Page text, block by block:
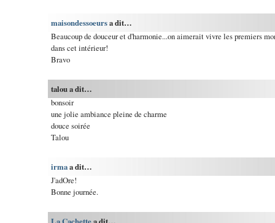
maisondessoeursa dit…
Beaucoup de douceur et d'harmonie...on aimerait vivre les premiers
dans cet intérieur!
Bravo
talou a dit…
bonsoir
une jolie ambiance pleine de charme
douce soirée
Talou
irmaa dit…
J'adOre!
Bonne journée.